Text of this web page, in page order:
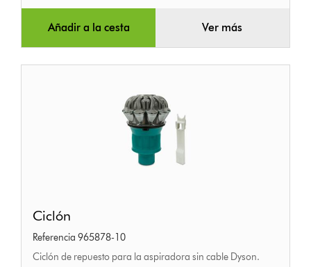
Añadir a la cesta Ver más
Ciclón
Referencia 965878-10
Ciclón de repuesto para la aspiradora sin cable Dyson.